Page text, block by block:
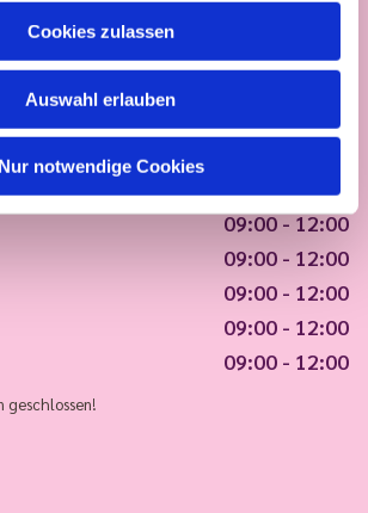
Cookies zulassen
Auswahl erlauben
Nur notwendige Cookies
09:00 - 12:00
09:00 - 12:00
09:00 - 12:00
09:00 - 12:00
09:00 - 12:00
geschlossen!